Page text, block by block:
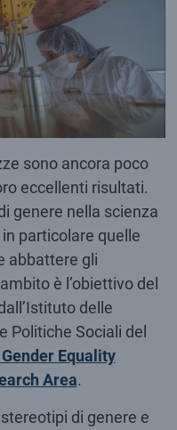
sono ancora poco
eccellenti risultati.
genere nella scienza
particolare quelle
abbattere gli
è l’obiettivo del
delle
Politiche Sociali del
Gender Equality
Area.
di genere e